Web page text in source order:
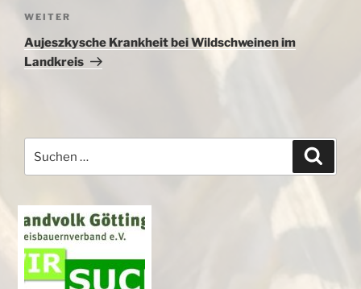
Nächster
Beitrag
WEITER
Aujeszkysche Krankheit bei Wildschweinen im
Landkreis
nach: